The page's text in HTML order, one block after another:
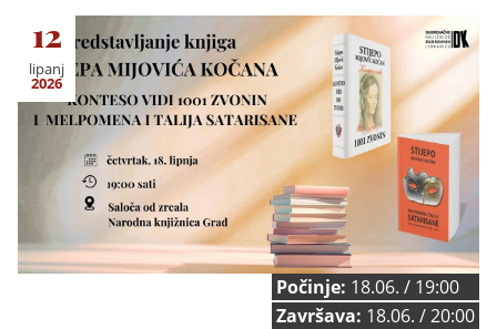
12
lipanj
2026
Počinje: 18.06. / 19:00
Završava: 18.06. / 20:00